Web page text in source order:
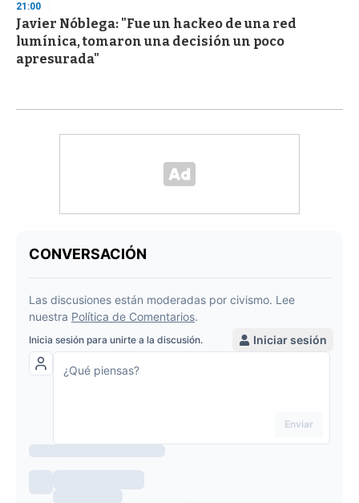
21:00
Javier Nóblega: "Fue un hackeo de una red
lumínica, tomaron una decisión un poco
apresurada"